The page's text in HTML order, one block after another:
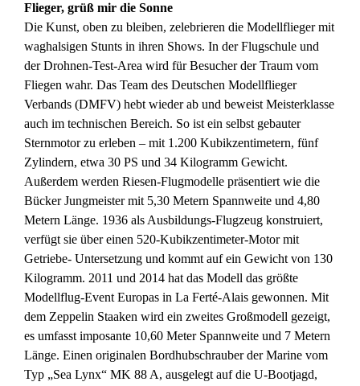
Flieger, grüß mir die Sonne
Die Kunst, oben zu bleiben, zelebrieren die Modellflieger mit
waghalsigen Stunts in ihren Shows. In der Flugschule und
der Drohnen-Test-Area wird für Besucher der Traum vom
Fliegen wahr. Das Team des Deutschen Modellflieger
Verbands (DMFV) hebt wieder ab und beweist Meisterklasse
auch im technischen Bereich. So ist ein selbst gebauter
Sternmotor zu erleben – mit 1.200 Kubikzentimetern, fünf
Zylindern, etwa 30 PS und 34 Kilogramm Gewicht.
Außerdem werden Riesen-Flugmodelle präsentiert wie die
Bücker Jungmeister mit 5,30 Metern Spannweite und 4,80
Metern Länge. 1936 als Ausbildungs-Flugzeug konstruiert,
verfügt sie über einen 520-Kubikzentimeter-Motor mit
Getriebe- Untersetzung und kommt auf ein Gewicht von 130
Kilogramm. 2011 und 2014 hat das Modell das größte
Modellflug-Event Europas in La Ferté-Alais gewonnen. Mit
dem Zeppelin Staaken wird ein zweites Großmodell gezeigt,
es umfasst imposante 10,60 Meter Spannweite und 7 Metern
Länge. Einen originalen Bordhubschrauber der Marine vom
Typ „Sea Lynx“ MK 88 A, ausgelegt auf die U-Bootjagd,